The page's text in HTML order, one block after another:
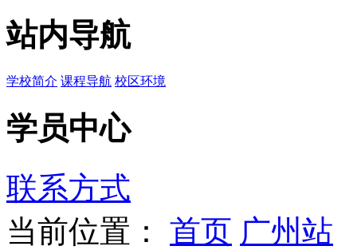
站内导航
学校简介 课程导航 校区环境
学员中心
联系方式
当前位置：
首页 广州站